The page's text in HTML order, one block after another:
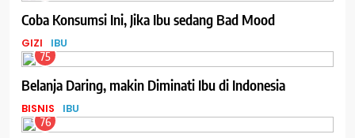
Coba Konsumsi Ini, Jika Ibu sedang Bad Mood
GIZI IBU
75
Belanja Daring, makin Diminati Ibu di Indonesia
BISNIS IBU
76